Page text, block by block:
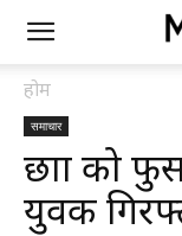
होम
समाचार
छात्रा को
युवक